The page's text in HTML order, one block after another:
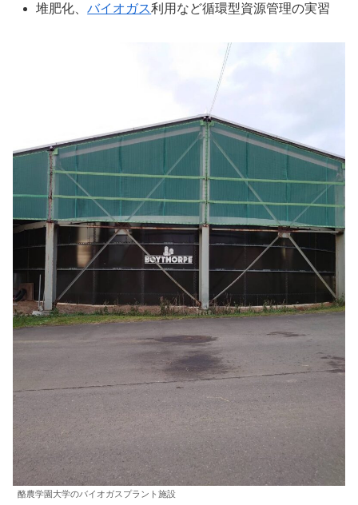
堆肥化、バイオガス利用など循環型資源管理の実習
酪農学園大学のバイオガスプラント施設